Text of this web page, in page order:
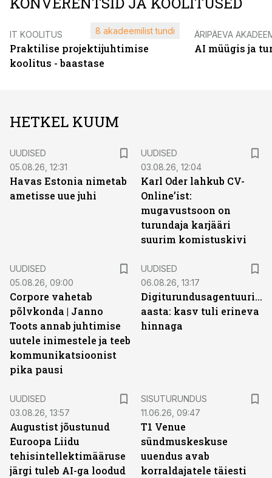
IT KOOLITUS
Praktilise projektijuhtimise
koolitus - baastase
8 akadeemilist tundi ÄRIPÄEVA
AI müügis ja
HETKEL KUUM
UUDISED
05.08.26, 12:31
Havas Estonia nimetab
ametisse uue juhi
UUDISED
03.08.26, 12:04
Karl Oder lahkub CV-
Online’ist:
mugavustsoon on
turundaja karjääri
suurim komistuskivi
UUDISED
05.08.26, 09:00
Corpore vahetab
põlvkonda | Janno
Toots annab juhtimise
uutele inimestele ja teeb
kommunikatsioonist
pika pausi
UUDISED
06.08.26, 13:17
Digiturundusagentuuride
aasta: kasv tuli erineva
hinnaga
UUDISED
03.08.26, 13:57
Augustist jõustunud
Euroopa Liidu
tehisintellektimääruse
järgi tuleb AI-ga loodud
SISUTURUNDUS
11.06.26, 09:47
T1 Venue
sündmuskeskuse
uuendus avab
korraldajatele täiesti